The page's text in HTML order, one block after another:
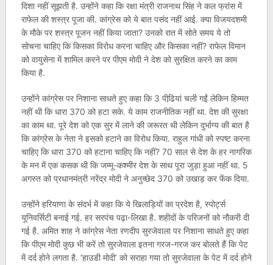
दिशा नहीं सूझती है. उन्‍होंने कहा कि रक्षा मंत्री राजनाथ सिंह ने कल फ्रांस में
राफेल की शस्‍त्र पूजा की. कांग्रेस को ये बात पसंद नहीं आई. क्‍या विजयदशमी
के मौके पर शस्‍त्र पूजन नहीं किया जाता? उनको रात में सोते समय ये तो
सोचना चाहिए कि किसका विरोध करना चाहिए और किसका नहीं? राफेल विमान
को वायुसेना में शामिल करने पर पीएम मोदी ने देश को सुरक्षित करने का काम
किया है.
उन्‍होंने कांग्रेस पर निशाना साधते हुए कहा कि 3 पीढि़यां चली गईं लेकिन हिम्मत
नहीं थी कि धारा 370 को हटा सके. ये काम राजनीतिक नहीं था. देश की सुरक्षा
का काम था. पूरे देश को एक सुर में लाने की जरूरत थी लेकिन दुर्भाग्य की बात है
कि कांग्रेस के नेता ने इसको हटाने का विरोध किया. राहुल गांधी को स्‍पष्‍ट करना
चाहिए कि धारा 370 को हटाना चाहिए कि नहीं? 70 साल से देश के हर नागरिक
के मन में एक कसक थी कि जम्मू-कश्मीर देश के साथ पूरा जुड़ा हुआ नहीं था. 5
अगस्त को प्रधानमंत्री नरेंद्र मोदी ने अनुच्छेद 370 को उखाड़ कर फेंक दिया.
उन्‍होंने हरियाणा के संदर्भ में कहा कि ये खिलाड़ियों का प्रदेश है, स्पोर्ट्स
यूनिवर्सिटी बनाई गई. हर सरपंच पढ़ा-लिखा है. शहीदों के परिजनों को नौकरी दी
गई है. अमित शाह ने कांग्रेस नेता रणदीप सुरजेवाला पर निशाना साधते हुए कहा
कि पीएम मोदी कुछ भी करें तो सुरजेवाला इतना गरज-गरज कर बोलते हैं कि पेट
में दर्द होने लगता है. ‘हाउडी मोदी’ को सराहा गया तो सुरजेवाला के पेट में दर्द होने